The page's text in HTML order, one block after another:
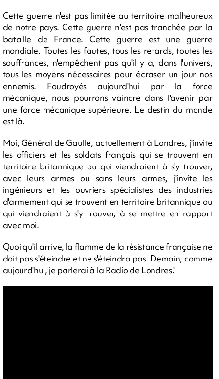
Cette guerre n'est pas limitée au territoire malheureux
de notre pays. Cette guerre n'est pas tranchée par la
bataille de France. Cette guerre est une guerre
mondiale. Toutes les fautes, tous les retards, toutes les
souffrances, n'empêchent pas qu'il y a, dans l'univers,
tous les moyens nécessaires pour écraser un jour nos
ennemis. Foudroyés aujourd'hui par la force
mécanique, nous pourrons vaincre dans l'avenir par
une force mécanique supérieure. Le destin du monde
est là.
Moi, Général de Gaulle, actuellement à Londres, j'invite
les officiers et les soldats français qui se trouvent en
territoire britannique ou qui viendraient à s'y trouver,
avec leurs armes ou sans leurs armes, j'invite les
ingénieurs et les ouvriers spécialistes des industries
d'armement qui se trouvent en territoire britannique ou
qui viendraient à s'y trouver, à se mettre en rapport
avec moi.
Quoi qu'il arrive, la flamme de la résistance française ne
doit pas s'éteindre et ne s'éteindra pas. Demain, comme
aujourd'hui, je parlerai à la Radio de Londres."